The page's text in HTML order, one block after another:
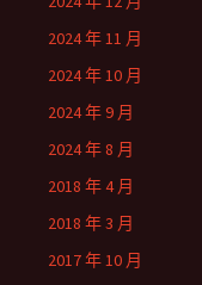
2024 年 11 月
2024 年 10 月
2024 年 9 月
2024 年 8 月
2018 年 4 月
2018 年 3 月
2017 年 10 月